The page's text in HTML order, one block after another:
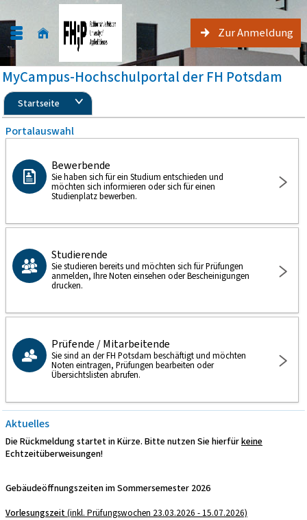
Zur Anmeldung
MyCampus-Hochschulportal der FH Potsdam
Startseite
Portalauswahl
Bewerbende
Sie haben sich für ein Studium entschieden und
möchten sich informieren oder sich für einen
Studienplatz bewerben.
Studierende
Sie studieren bereits und möchten sich für Prüfungen
anmelden, Ihre Noten einsehen oder Bescheinigungen
drucken.
Prüfende / Mitarbeitende
Sie sind an der FH Potsdam beschäftigt und möchten
Noten eintragen, Prüfungen bearbeiten oder
Übersichtslisten abrufen.
Aktuelles
Die Rückmeldung startet in Kürze. Bitte nutzen Sie hierfürkeine
Echtzeitüberweisungen!
Gebäudeöffnungszeiten im Sommersemester 2026
Vorlesungszeit (inkl. Prüfungswochen 23.03.2026 - 15.07.2026)